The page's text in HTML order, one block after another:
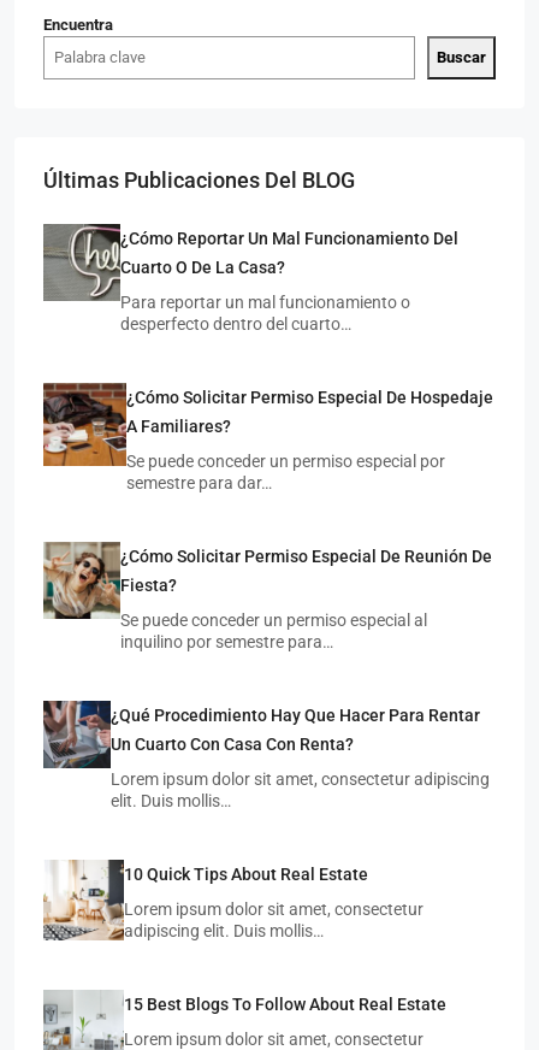
$4,500 /MXN
MAESTROS ILUSTRES 654, UNIVERSITARIA, 78290 SAN
LUIS POTOSÍ, S.L.P.
1 INDIVIDUAL 1 COCHE 20 M²
CUARTO COMPARTIDO, CUARTO INDIVIDUAL
Encuentra
Buscar
Últimas Publicaciones Del BLOG
¿Cómo Reportar Un Mal Funcionamiento Del
Cuarto O De La Casa?
Para reportar un mal funcionamiento o
desperfecto dentro del cuarto…
¿Cómo Solicitar Permiso Especial De Hospedaje
A Familiares?
Se puede conceder un permiso especial por
semestre para dar…
¿Cómo Solicitar Permiso Especial De Reunión De
Fiesta?
Se puede conceder un permiso especial al
inquilino por semestre para…
¿Qué Procedimiento Hay Que Hacer Para Rentar
Un Cuarto Con Casa Con Renta?
Lorem ipsum dolor sit amet, consectetur adipiscing
elit. Duis mollis…
10 Quick Tips About Real Estate
Lorem ipsum dolor sit amet, consectetur
adipiscing elit. Duis mollis…
15 Best Blogs To Follow About Real Estate
Lorem ipsum dolor sit amet, consectetur